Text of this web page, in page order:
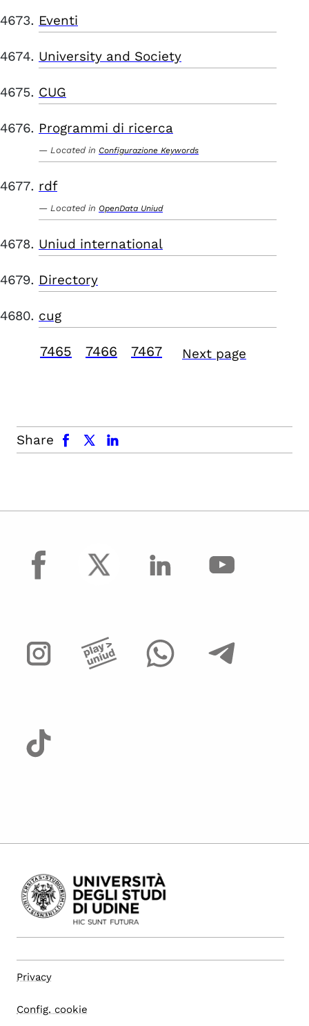
Eventi
University and Society
CUG
Programmi di ricerca
Located in Configurazione Keywords
rdf
Located in OpenData Uniud
Uniud international
Directory
cug
7465 7466 7467 Next page
Share
facebook x.com linkedin
facebook
Privacy
Config. cookie